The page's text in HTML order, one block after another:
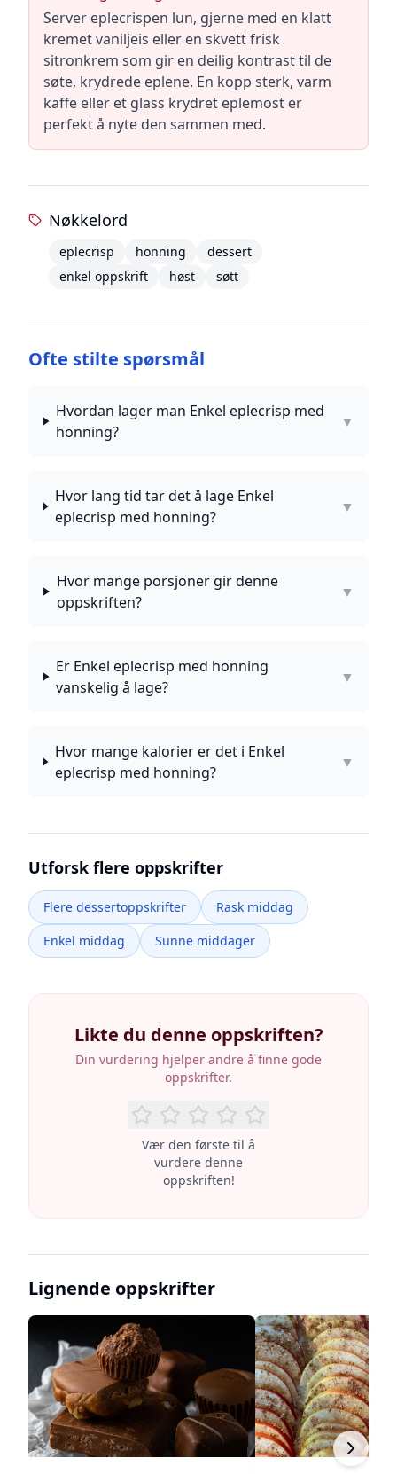
Server eplecrispen lun, gjerne med en klatt
kremet vaniljeis eller en skvett frisk
sitronkrem som gir en deilig kontrast til de
søte, krydrede eplene. En kopp sterk, varm
kaffe eller et glass krydret eplemost er
perfekt å nyte den sammen med.
Nøkkelord
eplecrisp honning
dessert
enkel oppskrift
høst søtt
Ofte stilte spørsmål
Hvordan lager man Enkel eplecrisp med
honning?
▼
Hvor lang tid tar det å lage Enkel
eplecrisp med honning?
▼
Hvor mange porsjoner gir denne
oppskriften?
▼
Er Enkel eplecrisp med honning
vanskelig å lage?
▼
Hvor mange kalorier er det i Enkel
eplecrisp med honning?
▼
Utforsk flere oppskrifter
Flere dessertoppskrifter
Rask middag
Enkel middag
Sunne middager
Likte du denne oppskriften?
Din vurdering hjelper andre å finne gode
oppskrifter.
Vær den første til å
vurdere denne
oppskriften!
Lignende oppskrifter